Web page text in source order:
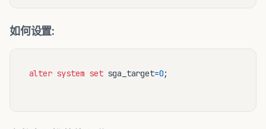
如何设置:
alter system set sga_target=0;